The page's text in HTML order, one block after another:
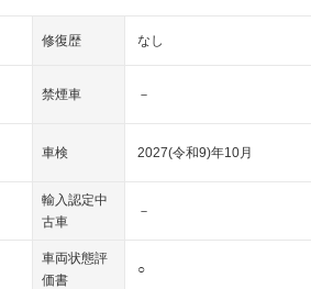
修復歴 なし
禁煙車 －
車検 2027(令和9)年10月
輸入認定中
古車
－
車両状態評
価書
○